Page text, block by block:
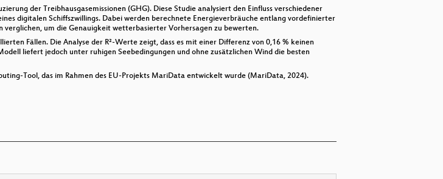
der Treibhausgasemissionen (GHG). Diese Studie analysiert den Einfluss verschiedener
digitalen Schiffszwillings. Dabei werden berechnete Energieverbräuche entlang vordefinierter
um die Genauigkeit wetterbasierter Vorhersagen zu bewerten.
Fällen. Die Analyse der R²-Werte zeigt, dass es mit einer Differenz von 0,16 % keinen
liefert jedoch unter ruhigen Seebedingungen und ohne zusätzlichen Wind die besten
Tool, das im Rahmen des EU-Projekts MariData entwickelt wurde (MariData, 2024).